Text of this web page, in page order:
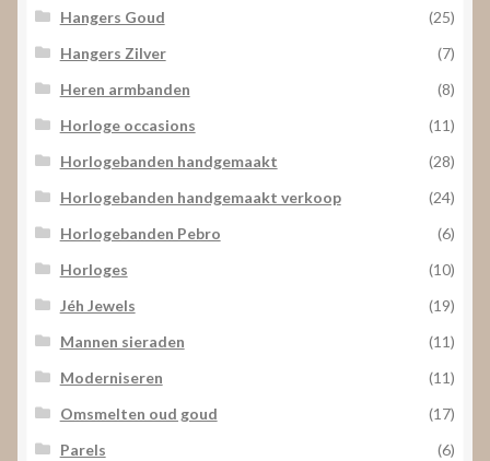
Hangers Goud
(25)
Hangers Zilver
(7)
Heren armbanden
(8)
Horloge occasions
(11)
Horlogebanden handgemaakt
(28)
Horlogebanden handgemaakt verkoop
(24)
Horlogebanden Pebro
(6)
Horloges
(10)
Jéh Jewels
(19)
Mannen sieraden
(11)
Moderniseren
(11)
Omsmelten oud goud
(17)
Parels
(6)